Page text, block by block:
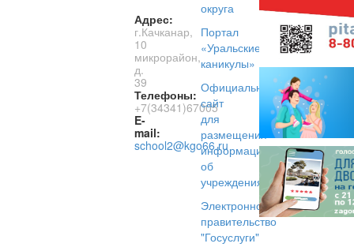
Адрес:
г.Качканар,
10
микрорайон,
д.
39
Телефоны:
+7(34341)67005
E-
mail:
school2@kgo66.ru
округа
Портал
«Уральские
каникулы»
Официальный
сайт
для
размещения
информации
об
учреждениях
Электронное
правительство
"Госуслуги"